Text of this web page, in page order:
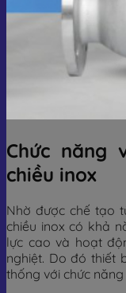
Chức năng
chiều inox
Nhờ được chế tạo
chiều inox có khả
lực cao và hoạt
nghiệt. Do đó thiết
thống với chức